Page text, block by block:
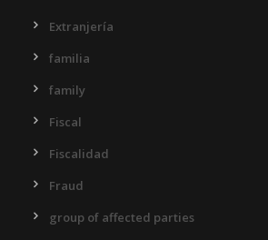
Extranjería
familia
family
Fiscal
Fiscalidad
Fraud
group of affected parties